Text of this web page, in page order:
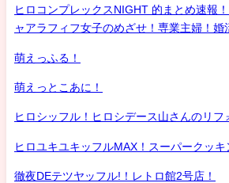
ヒロコンプレックスNIGHT 的まとめ速報
ャアラフィフ女子のめざせ！専業主婦！婚
萌えっふる！
萌えっとこあに！
ヒロシッフル！ヒロシデース山さんのリフ
ヒロユキユキッフルMAX！スーパークッキ
徹夜DEテツヤッフル!！レトロ館2号店！